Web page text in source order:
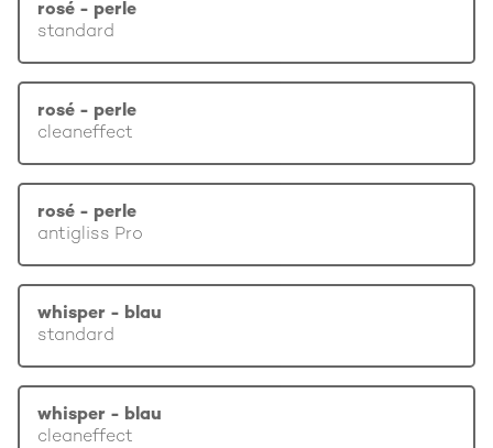
rosé - perle
standard
rosé - perle
cleaneffect
rosé - perle
antigliss Pro
whisper - blau
standard
whisper - blau
cleaneffect